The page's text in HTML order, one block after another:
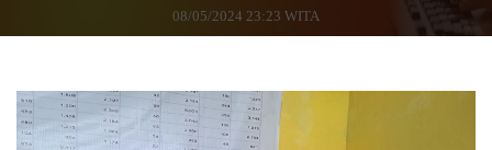
08/05/2024 23:23 WITA